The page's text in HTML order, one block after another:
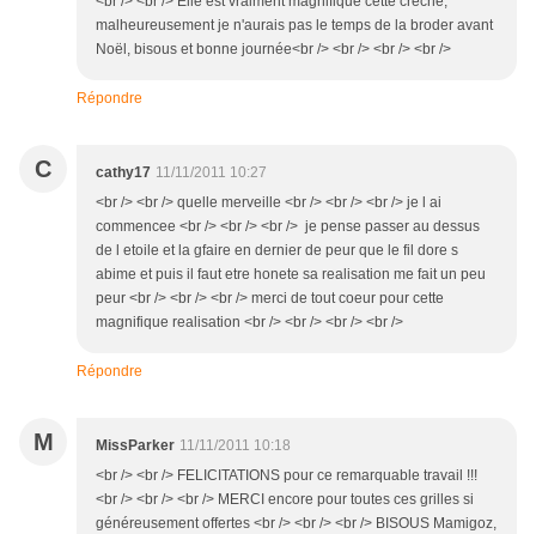
malheureusement je n'aurais pas le temps de la broder avant
Noël, bisous et bonne journée<br /> <br /> <br /> <br />
Répondre
C cathy17 11/11/2011 10:27
<br /> <br /> quelle merveille <br /> <br /> <br /> je l ai
commencee <br /> <br /> <br /> je pense passer au dessus
de l etoile et la gfaire en dernier de peur que le fil dore s
abime et puis il faut etre honete sa realisation me fait un peu
peur <br /> <br /> <br /> merci de tout coeur pour cette
magnifique realisation <br /> <br /> <br /> <br />
Répondre
M MissParker 11/11/2011 10:18
<br /> <br /> FELICITATIONS pour ce remarquable travail !!!
<br /> <br /> <br /> MERCI encore pour toutes ces grilles si
généreusement offertes <br /> <br /> <br /> BISOUS Mamigoz,